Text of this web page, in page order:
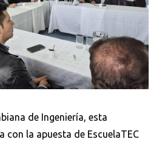
de Ingeniería, esta
con la apuesta de EscuelaTEC